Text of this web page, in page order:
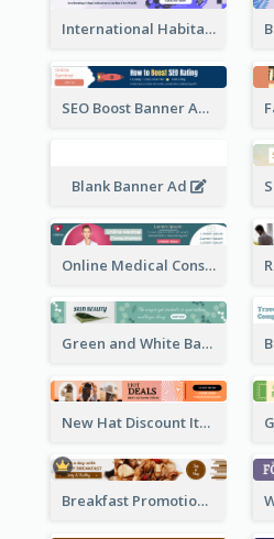
International Habitat Day Banner Ad
SEO Boost Banner Ad
Blank Banner Ad
Online Medical Consultation Banner Ad
Green and White Banner Ad
New Hat Discount Items Banner Ads
Breakfast Promotional Leaderboard